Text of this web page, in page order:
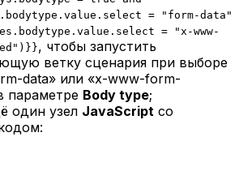
= "form-data"
= "x-www-
, чтобы запустить
ветку сценария при выборе
data» или «x-www-form-
параметре Body type;
один узел JavaScript со